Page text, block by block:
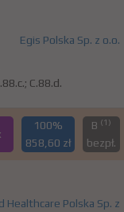
Egis Polska Sp. z o.o.
C.88.d.
100%
858,60 zł
B (1)
bezpł.
Healthcare Polska Sp. z